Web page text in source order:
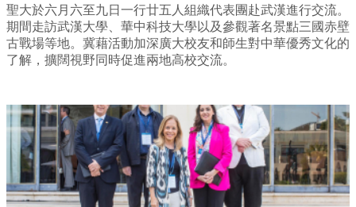
聖大於六月六至九日一行廿五人組織代表團赴武漢進行交流。
期間走訪武漢大學、華中科技大學以及參觀著名景點三國赤壁
古戰場等地。冀藉活動加深廣大校友和師生對中華優秀文化的
了解，擴闊視野同時促進兩地高校交流。